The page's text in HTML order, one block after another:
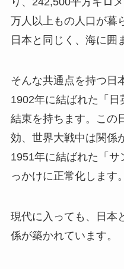
万人以上もの人口が暮
日本と同じく、海に囲
そんな共通点を持つ日
1902年に結ばれた「
結束を持ちます。この
効、世界大戦中は関係
1951年に結ばれた「サ
っかけに正常化します。
現代に入っても、日本
係が築かれています。